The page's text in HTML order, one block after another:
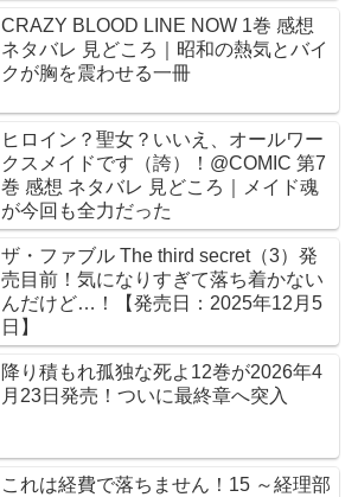
CRAZY BLOOD LINE NOW 1巻 感想
ネタバレ 見どころ｜昭和の熱気とバイ
クが胸を震わせる一冊
ヒロイン？聖女？いいえ、オールワー
クスメイドです（誇）！@COMIC 第7
巻 感想 ネタバレ 見どころ｜メイド魂
が今回も全力だった
ザ・ファブル The third secret（3）発
売目前！気になりすぎて落ち着かない
んだけど…！【発売日：2025年12月5
日】
降り積もれ孤独な死よ12巻が2026年4
月23日発売！ついに最終章へ突入
これは経費で落ちません！15 ～経理部